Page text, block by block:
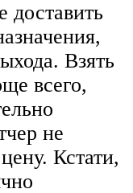
доставить
Взять
всего,
не
Кстати,